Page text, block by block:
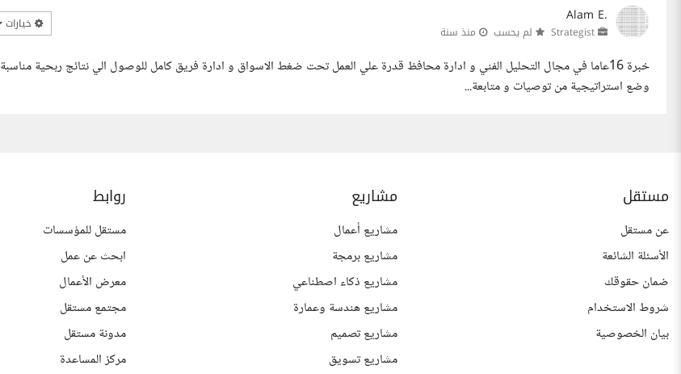
Alam E.
لم يحسب منذ سنة خيارات
خبرة 16عاما في مجال التحليل الفني و ادارة محافظ قدرة علي العمل تحت ضغط الاسواق و ادارة فريق كامل للوصول الي نتائج ربحية مناسبة
وضع استراتيجية من توصيات و متابعة...
مستقل
عن مستقل
الأسئلة الشائعة
ضمان حقوقك
شروط الاستخدام
بيان الخصوصية
مشاريع
مشاريع أعمال
مشاريع برمجة
مشاريع ذكاء اصطناعي
مشاريع هندسة وعمارة
مشاريع تصميم
مشاريع تسويق
روابط
مستقل للمؤسسات
ابحث عن عمل
معرض الأعمال
مجتمع مستقل
مدونة مستقل
مركز المساعدة